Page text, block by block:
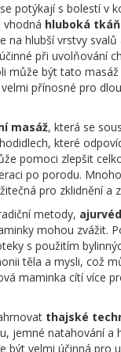
potýkají s bolestí v
hluboká
na hlubší vrstvy
při uvolňování
může být tato
přínosné pro
masáž, která se
které
pomoci zlepšit
po porodu.
pro zklidnění a
metody,
mohou zvážit.
s použitím
těla a mysli, což
maminka cítí více
thajské
jemné natahování a
být velmi účinná pro